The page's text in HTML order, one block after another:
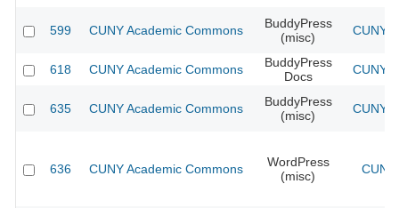
599 CUNY Academic Commons
BuddyPress
(misc)
CUNY
618 CUNY Academic Commons
BuddyPress
Docs
CUNY
635 CUNY Academic Commons
BuddyPress
(misc)
CUNY
636 CUNY Academic Commons
WordPress
(misc)